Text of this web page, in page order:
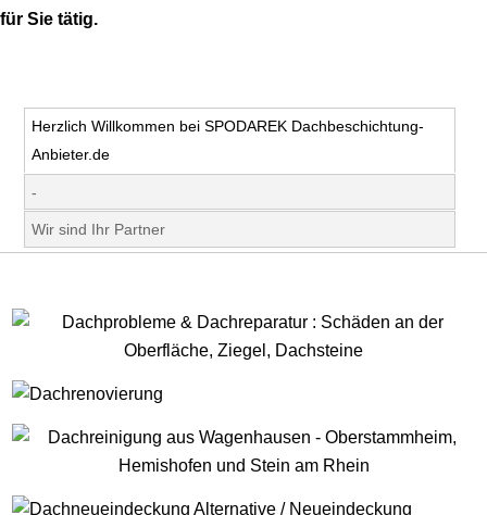
für Sie tätig.
Herzlich Willkommen bei SPODAREK Dachbeschichtung-
Anbieter.de
-
Wir sind Ihr Partner